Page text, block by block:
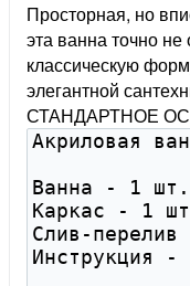
Просторная, но
эта ванна точно
классическую
элегантной
СТАНДАРТНОЕ